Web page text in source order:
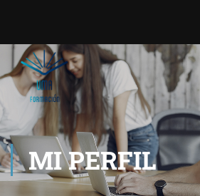
MI PERFIL